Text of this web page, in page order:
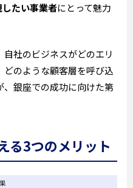
たい事業者にとって魅力
社のビジネスがどのエリ
のような顧客層を呼び込
銀座での成功に向けた第
る3つのメリット